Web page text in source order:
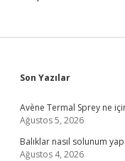
Sidebar
Son Yazılar
Avène Termal Sprey ne
Ağustos 5, 2026
Balıklar nasıl solunum
Ağustos 4, 2026